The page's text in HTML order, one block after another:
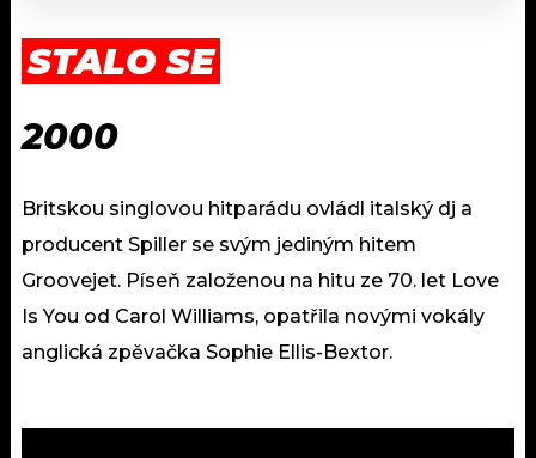
STALO SE
2000
Britskou singlovou hitparádu ovládl italský dj a
producent Spiller se svým jediným hitem
Groovejet. Píseň založenou na hitu ze 70. let Love
Is You od Carol Williams, opatřila novými vokály
anglická zpěvačka Sophie Ellis-Bextor.